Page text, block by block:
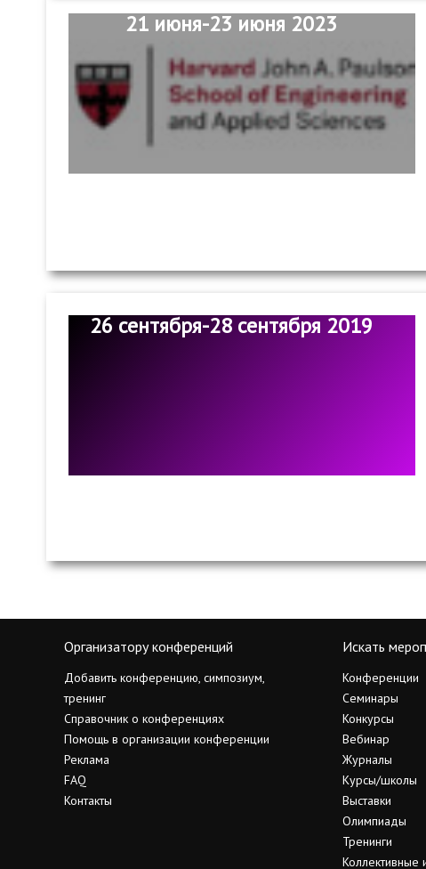
21 июня-23 июня 2023
26 сентября-28 сентября 2019
Организатору конференций
Добавить конференцию, симпозиум,
тренинг
Справочник о конференциях
Помощь в организации конференции
Реклама
FAQ
Контакты
Искать
Конференции
Семинары
Конкурсы
Вебинар
Журналы
Курсы/школы
Выставки
Олимпиады
Тренинги
Коллективные